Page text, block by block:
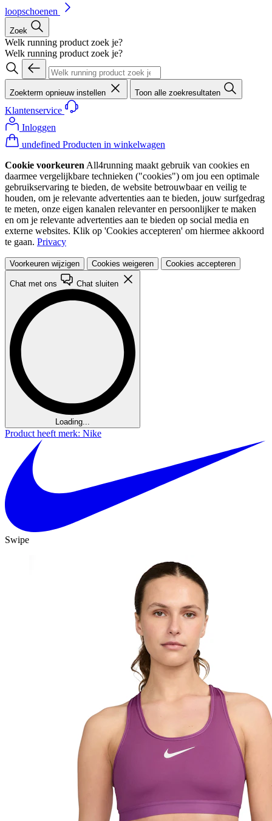
loopschoenen
Zoek
Welk running product zoek je?
Welk running product zoek je?
Zoekterm opnieuw instellen Toon alle zoekresultaten
Klantenservice
Inloggen
undefined Producten in winkelwagen
Cookie voorkeuren All4running maakt gebruik van cookies en
daarmee vergelijkbare technieken ("cookies") om jou een optimale
gebruikservaring te bieden, de website betrouwbaar en veilig te
houden, om je relevante advertenties aan te bieden, jouw surfgedrag
te meten, onze eigen kanalen relevanter en persoonlijker te maken
en om je relevante advertenties aan te bieden op social media en
externe websites. Klik op 'Cookies accepteren' om hiermee akkoord
te gaan. Privacy
Voorkeuren wijzigen Cookies weigeren Cookies accepteren
Chat met ons Chat sluiten
Loading...
Product heeft merk: Nike
Swipe